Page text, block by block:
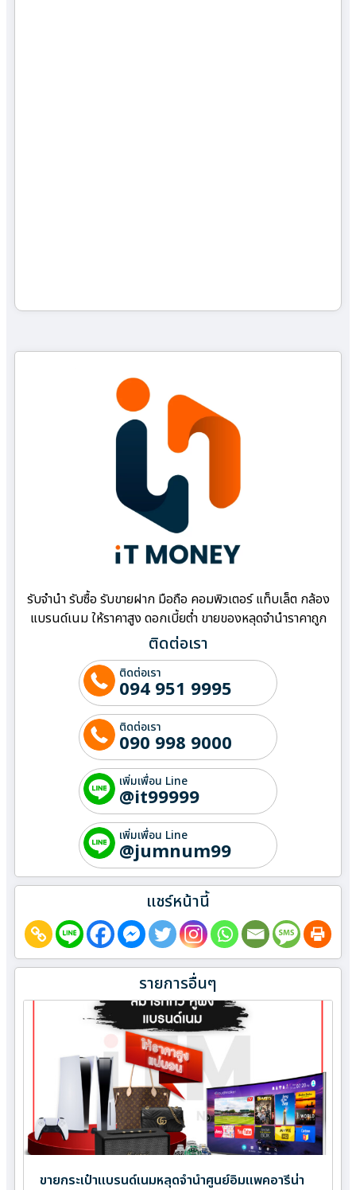
รับจำนำ รับซื้อ รับขายฝาก มือถือ คอมพิวเตอร์ แท็บเล็ต กล้อง
แบรนด์เนม ให้ราคาสูง ดอกเบี้ยต่ำ ขายของหลุดจำนำราคาถูก
ติดต่อเรา
ติดต่อเรา
094 951 9995
ติดต่อเรา
090 998 9000
เพิ่มเพื่อน Line
@it99999
เพิ่มเพื่อน Line
@jumnum99
แชร์หน้านี้
รายการอื่นๆ
ขายกระเป๋าแบรนด์เนมหลุดจำนำศูนย์อิมแพคอารีน่า